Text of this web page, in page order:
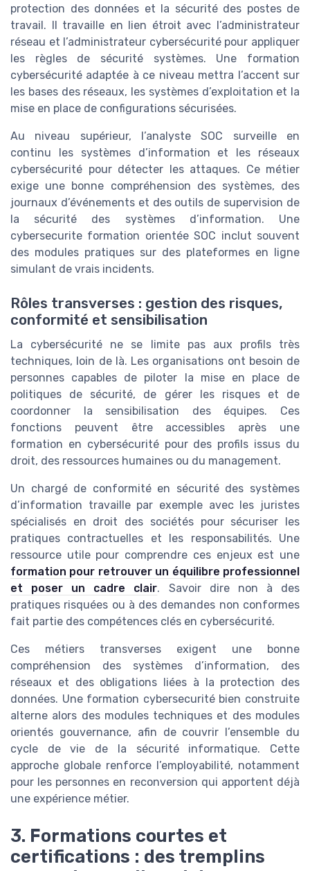
protection des données et la sécurité des postes de
travail. Il travaille en lien étroit avec l’administrateur
réseau et l’administrateur cybersécurité pour appliquer
les règles de sécurité systèmes. Une formation
cybersécurité adaptée à ce niveau mettra l’accent sur
les bases des réseaux, les systèmes d’exploitation et la
mise en place de configurations sécurisées.
Au niveau supérieur, l’analyste SOC surveille en
continu les systèmes d’information et les réseaux
cybersécurité pour détecter les attaques. Ce métier
exige une bonne compréhension des systèmes, des
journaux d’événements et des outils de supervision de
la sécurité des systèmes d’information. Une
cybersecurite formation orientée SOC inclut souvent
des modules pratiques sur des plateformes en ligne
simulant de vrais incidents.
Rôles transverses : gestion des risques,
conformité et sensibilisation
La cybersécurité ne se limite pas aux profils très
techniques, loin de là. Les organisations ont besoin de
personnes capables de piloter la mise en place de
politiques de sécurité, de gérer les risques et de
coordonner la sensibilisation des équipes. Ces
fonctions peuvent être accessibles après une
formation en cybersécurité pour des profils issus du
droit, des ressources humaines ou du management.
Un chargé de conformité en sécurité des systèmes
d’information travaille par exemple avec les juristes
spécialisés en droit des sociétés pour sécuriser les
pratiques contractuelles et les responsabilités. Une
ressource utile pour comprendre ces enjeux est une
formation pour retrouver un équilibre professionnel
et poser un cadre clair. Savoir dire non à des
pratiques risquées ou à des demandes non conformes
fait partie des compétences clés en cybersécurité.
Ces métiers transverses exigent une bonne
compréhension des systèmes d’information, des
réseaux et des obligations liées à la protection des
données. Une formation cybersecurité bien construite
alterne alors des modules techniques et des modules
orientés gouvernance, afin de couvrir l’ensemble du
cycle de vie de la sécurité informatique. Cette
approche globale renforce l’employabilité, notamment
pour les personnes en reconversion qui apportent déjà
une expérience métier.
3. Formations courtes et
certifications : des tremplins